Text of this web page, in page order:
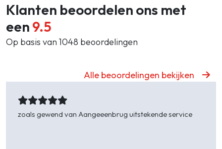
Klanten beoordelen ons met
een 9.5
Op basis van 1048 beoordelingen
Alle beoordelingen bekijken
zoals gewend van Aangeeenbrug uitstekende service